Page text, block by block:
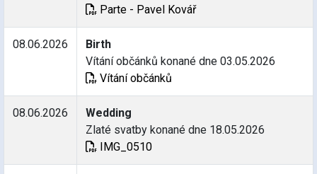
Parte - Pavel Kovář
08.06.2026
Birth
Vítání občánků konané dne 03.05.2026
Vítání občánků
08.06.2026
Wedding
Zlaté svatby konané dne 18.05.2026
IMG_0510